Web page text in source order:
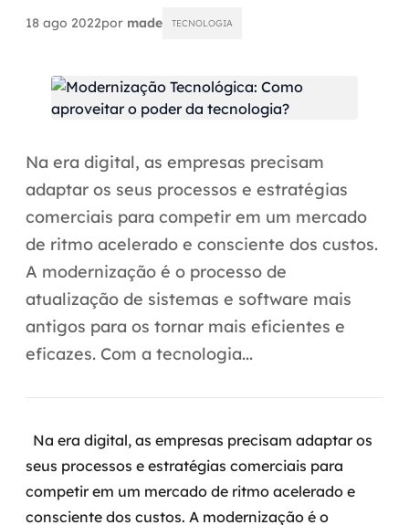
Agentes de IA
Aceleradores de IA
Automação inteligente
Integração de IA
RPA e hiperautomação
AI Day
Transformar dados em decisão
Data Analytics
Business Intelligence
Data Lakes & Warehouses
18 ago 2022por made TECNOLOGIA
Na era digital, as empresas precisam
adaptar os seus processos e estratégias
comerciais para competir em um mercado
de ritmo acelerado e consciente dos custos.
A modernização é o processo de
atualização de sistemas e software mais
antigos para os tornar mais eficientes e
eficazes. Com a tecnologia...
Na era digital, as empresas precisam adaptar os
seus processos e estratégias comerciais para
competir em um mercado de ritmo acelerado e
consciente dos custos. A modernização é o